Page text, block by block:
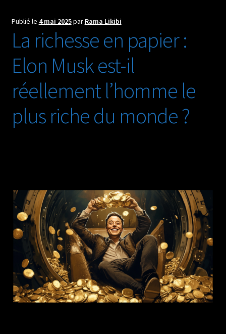
Une
à
Inutile
et
Un
Frein
Publié le 4 mai 2025par Rama Likibi
La richesse en papier :
Elon Musk est-il
réellement l’homme le
plus riche du monde ?